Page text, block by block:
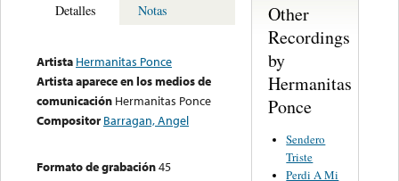
Detalles Notas
Artista Hermanitas Ponce
Artista aparece en los medios de
comunicación Hermanitas Ponce
Compositor Barragan, Angel
Formato de grabación45
Other
Recordings
by
Hermanitas
Ponce
Sendero
Triste
Perdi A Mi